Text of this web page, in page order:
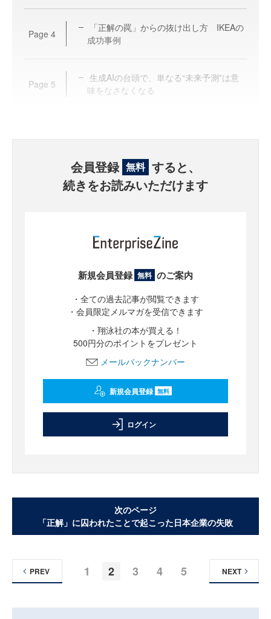
Page 4
「正解の罠」からの抜け出し方 IKEAの
成功事例
Page 5
生成AIの台頭で、単なる“未来予測”は意
味をなさなくなる
会員登録 無料 すると、
続きをお読みいただけます
新規会員登録 無料 のご案内
・全ての過去記事が閲覧できます
・会員限定メルマガを受信できます
・翔泳社の本が買える！
500円分のポイントをプレゼント
メールバックナンバー
新規会員登録 無料
ログイン
次のページ
「正解」に囚われたことで起こった日本企業の失敗
1 2 3 4 5
PREV NEXT